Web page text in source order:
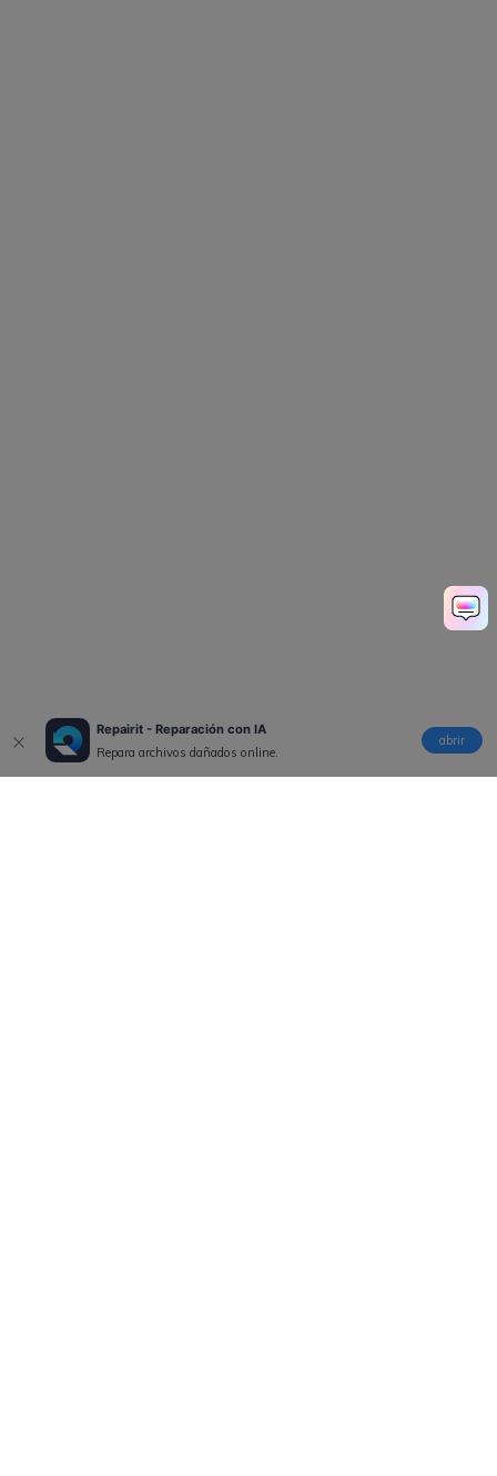
Repairit - Reparación con IA
Repara archivos dañados online.
abrir